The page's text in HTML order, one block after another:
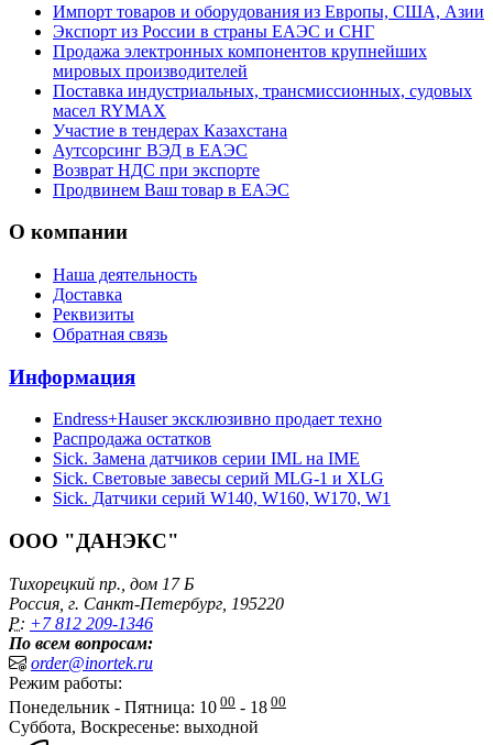
Импорт товаров и оборудования из Европы, США, Азии
Экспорт из России в страны ЕАЭС и СНГ
Продажа электронных компонентов крупнейших
мировых производителей
Поставка индустриальных, трансмиссионных, судовых
масел RYMAX
Участие в тендерах Казахстана
Аутсорсинг ВЭД в ЕАЭС
Возврат НДС при экспорте
Продвинем Ваш товар в ЕАЭС
О компании
Наша деятельность
Доставка
Реквизиты
Обратная связь
Информация
Endress+Hauser эксклюзивно продает техно
Распродажа остатков
Sick. Замена датчиков серии IML на IME
Sick. Световые завесы серий MLG-1 и XLG
Sick. Датчики серий W140, W160, W170, W1
ООО "ДАНЭКС"
Тихорецкий пр., дом 17 Б
Россия, г. Санкт-Петербург, 195220
P: +7 812 209-1346
По всем вопросам:
order@inortek.ru
Режим работы:
Понедельник - Пятница: 10 00 - 18 00
Суббота, Воскресенье: выходной